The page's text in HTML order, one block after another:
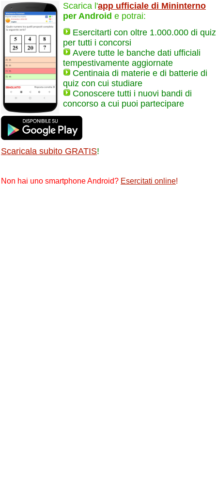
Scarica l'app ufficiale di Mininterno
per Android e potrai:
Esercitarti con oltre 1.000.000 di quiz
per tutti i concorsi
Avere tutte le banche dati ufficiali
tempestivamente aggiornate
Centinaia di materie e di batterie di
quiz con cui studiare
Conoscere tutti i nuovi bandi di
concorso a cui puoi partecipare
Scaricala subito GRATIS!
Non hai uno smartphone Android? Esercitati online!